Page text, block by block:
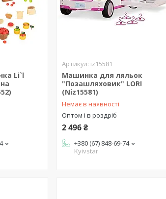
Li`l
iz15581
Машинка для ляльок
"Позашляховик" LORI
(Niz15581)
Немає в наявності
Оптом і в роздріб
2 496 ₴
+380 (67) 848-69-74
Kyivstar